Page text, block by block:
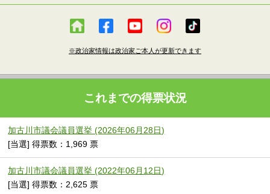
※政治家情報は政治家ご本人が更新できます
これまでの得票状況
加古川市議会議員選挙 (2026年06月28日)
[当選] 得票数：1,969 票
加古川市議会議員選挙 (2022年06月12日)
[当選] 得票数：2,625 票